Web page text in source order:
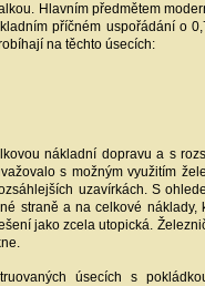
Hlavním předmětem
příčném uspořádání o
na těchto úsecích:
nákladní dopravu a s
s možným využitím
uzavírkách. S
straně a na celkové náklady,
jako zcela utopická.
úsecích s